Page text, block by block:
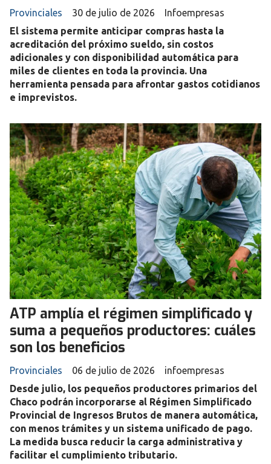
Infoempresas
Provinciales
30 de julio de 2026
El sistema permite anticipar compras hasta la
acreditación del próximo sueldo, sin costos
adicionales y con disponibilidad automática para
miles de clientes en toda la provincia. Una
herramienta pensada para afrontar gastos cotidianos
e imprevistos.
ATP amplía el régimen simplificado y
suma a pequeños productores: cuáles
son los beneficios
infoempresas
Provinciales
06 de julio de 2026
Desde julio, los pequeños productores primarios del
Chaco podrán incorporarse al Régimen Simplificado
Provincial de Ingresos Brutos de manera automática,
con menos trámites y un sistema unificado de pago.
La medida busca reducir la carga administrativa y
facilitar el cumplimiento tributario.